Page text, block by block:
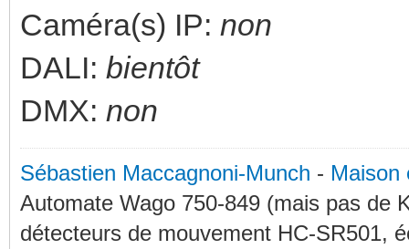
Caméra(s) IP: non
DALI: bientôt
DMX: non
Sébastien Maccagnoni-Munch - Maison
Automate Wago 750-849 (mais pas de
détecteurs de mouvement HC-SR501,